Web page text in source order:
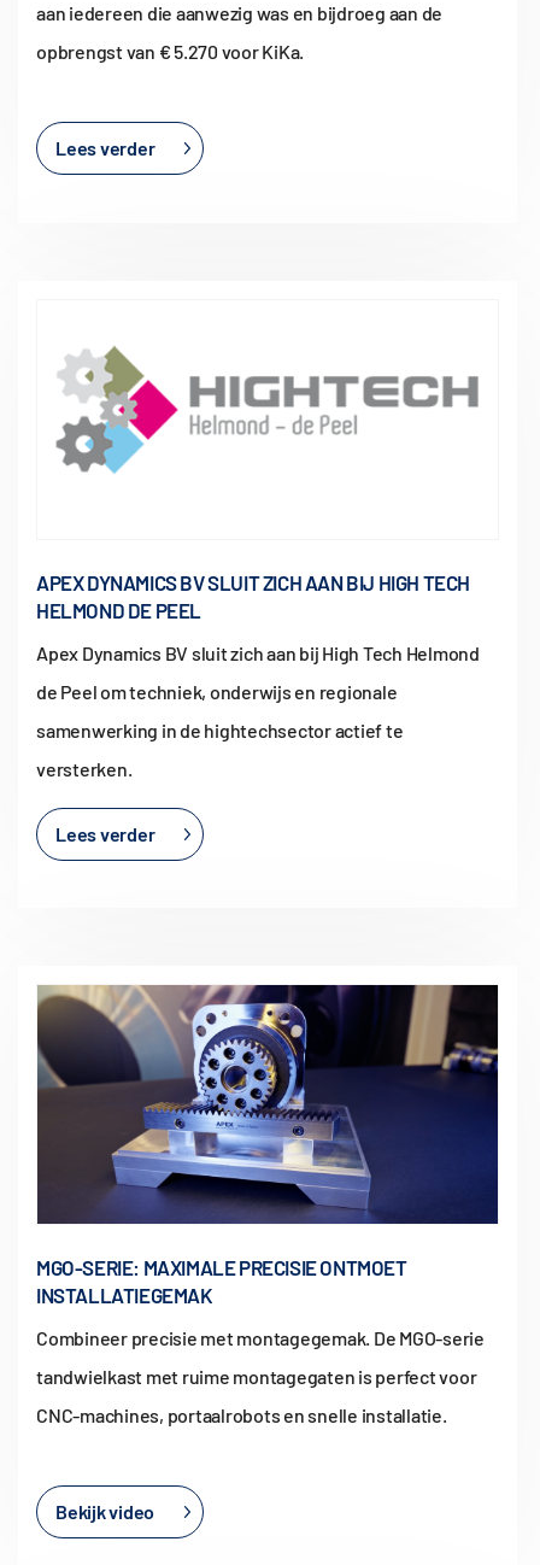
aan iedereen die aanwezig was en bijdroeg aan de
opbrengst van € 5.270 voor KiKa.
Lees verder
APEX DYNAMICS BV SLUIT ZICH AAN BIJ HIGH TECH
HELMOND DE PEEL
Apex Dynamics BV sluit zich aan bij High Tech Helmond
de Peel om techniek, onderwijs en regionale
samenwerking in de hightechsector actief te
versterken.
Lees verder
MGO-SERIE: MAXIMALE PRECISIE ONTMOET
INSTALLATIEGEMAK
Combineer precisie met montagegemak. De MGO-serie
tandwielkast met ruime montagegaten is perfect voor
CNC-machines, portaalrobots en snelle installatie.
Bekijk video